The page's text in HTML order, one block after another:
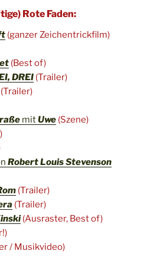
Rote Faden:
(ganzer Zeichentrickfilm)
(Best of)
DREI (Trailer)
(Trailer)
mitUwe (Szene)
Robert Louis Stevenson
(Trailer)
(Trailer)
(Ausraster, Best of)
/ Musikvideo)